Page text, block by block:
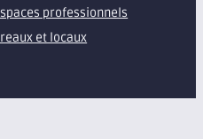
professionnels
et locaux